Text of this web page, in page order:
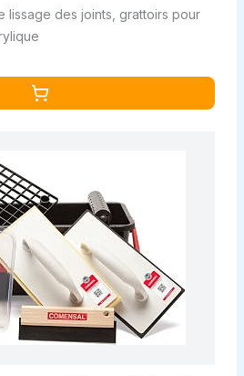
lissage des joints, grattoirs pour